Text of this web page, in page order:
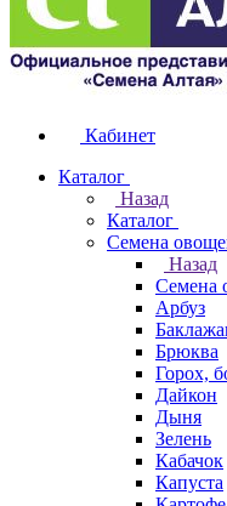
Кабинет
Каталог
Назад
Каталог
Семена
Назад
Семена
Арбуз
Брюква
Горох,
Дайкон
Дыня
Зелень
Кабачок
Капуста